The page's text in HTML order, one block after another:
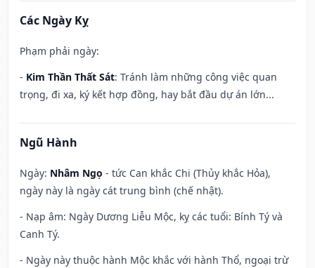
Các Ngày Kỵ
Phạm phải ngày:
- Kim Thần Thất Sát: Tránh làm những công việc quan
trọng, đi xa, ký kết hợp đồng, hay bắt đầu dự án lớn...
Ngũ Hành
Ngày: Nhâm Ngọ - tức Can khắc Chi (Thủy khắc Hỏa),
ngày này là ngày cát trung bình (chế nhật).
- Nạp âm: Ngày Dương Liễu Mộc, kỵ các tuổi: Bính Tý và
Canh Tý.
- Ngày này thuộc hành Mộc khắc với hành Thổ, ngoại trừ